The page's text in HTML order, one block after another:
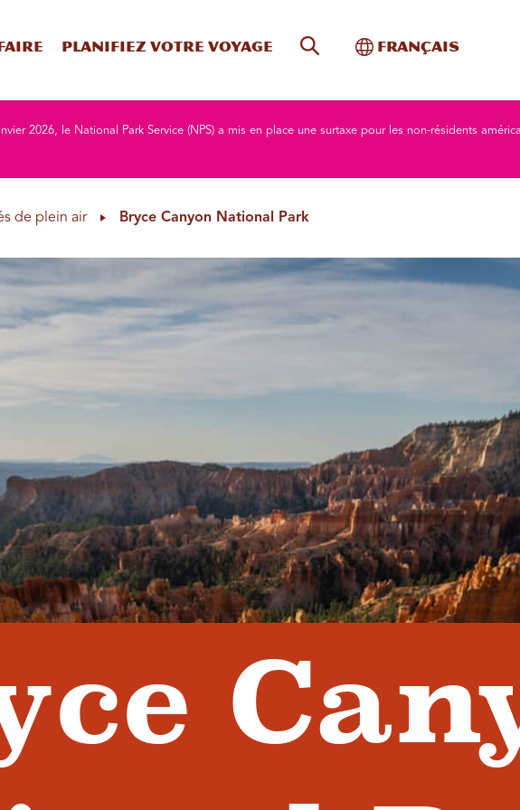
Planifiez votre voyage Recherche sur le site
Basculer vers
Français
2026, le National Park Service (NPS) a mis en place une surtaxe pour les non-résidents
de plein air Bryce Canyon National Park